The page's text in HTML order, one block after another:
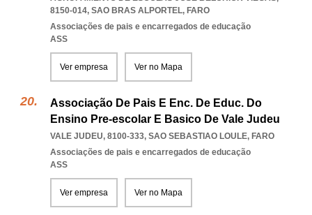
8150-014, SAO BRAS ALPORTEL, FARO
Associações de pais e encarregados de educação
ASS
Ver empresa Ver no Mapa
Associação De Pais E Enc. De Educ. Do
Ensino Pre-escolar E Basico De Vale Judeu
VALE JUDEU, 8100-333, SAO SEBASTIAO LOULE, FARO
Associações de pais e encarregados de educação
ASS
Ver empresa Ver no Mapa